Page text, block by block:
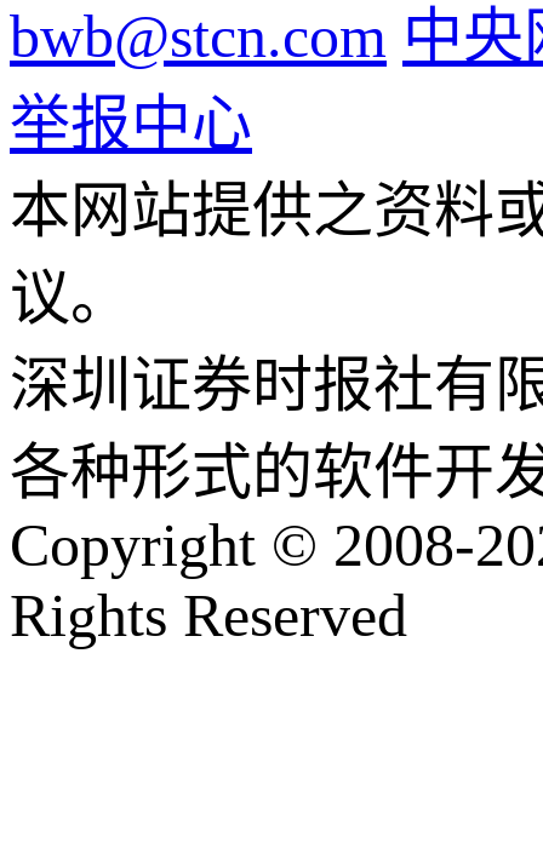
bwb@stcn.com 中
举报中心
本网站提供之资料
议。
深圳证券时报社有
各种形式的软件开
Copyright © 2008-
Rights Reserved